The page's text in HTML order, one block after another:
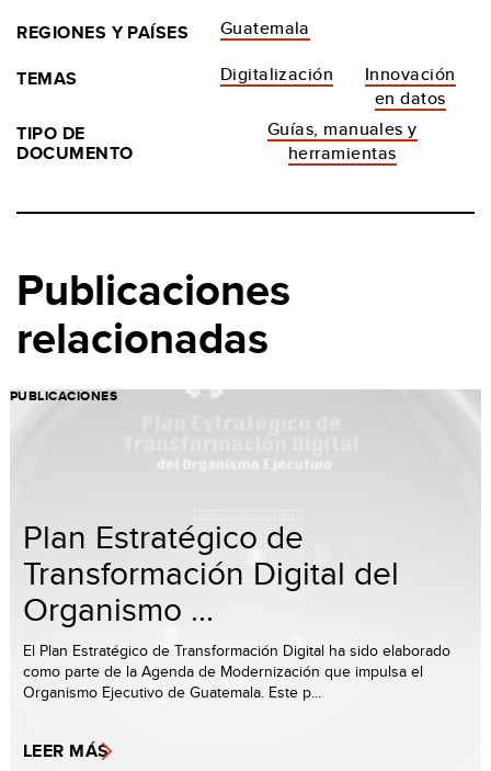
REGIONES Y PAÍSES
Guatemala
TEMAS
Digitalización
Innovación
en datos
TIPO DE
DOCUMENTO
Guías, manuales y
herramientas
Publicaciones
relacionadas
PUBLICACIONES
Plan Estratégico de
Transformación Digital del
Organismo ...
El Plan Estratégico de Transformación Digital ha sido elaborado
como parte de la Agenda de Modernización que impulsa el
Organismo Ejecutivo de Guatemala. Este p...
LEER MÁS